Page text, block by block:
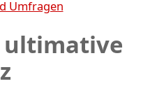
Umfragen
ultimative